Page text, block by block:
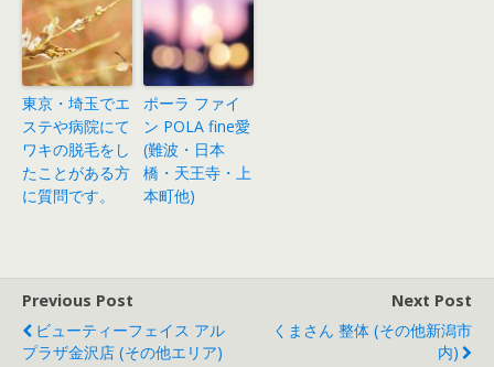
東京・埼玉でエ
ステや病院にて
ワキの脱毛をし
たことがある方
に質問です。
ポーラ ファイ
ン POLA fine愛
(難波・日本
橋・天王寺・上
本町他)
Previous Post
ビューティーフェイス アル
プラザ金沢店 (その他エリア)
Next Post
くまさん 整体 (その他新潟市
内)